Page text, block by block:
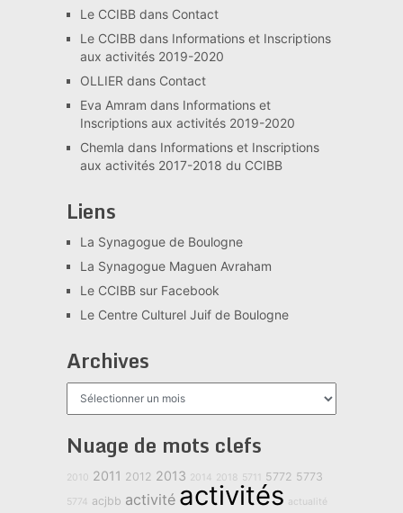
Le CCIBBdans Contact
Le CCIBBdans Informations et Inscriptions
aux activités 2019-2020
OLLIER dans Contact
Eva Amram dans Informations et
Inscriptions aux activités 2019-2020
Chemla dans Informations et Inscriptions
aux activités 2017-2018 du CCIBB
Liens
La Synagogue de Boulogne
La Synagogue Maguen Avraham
Le CCIBB sur Facebook
Le Centre Culturel Juif de Boulogne
Archives
Archives
Nuage de mots clefs
2010 2011 2012 2013 2014 2018 5711 5772 5773
5774 acjbb activité activités actualité